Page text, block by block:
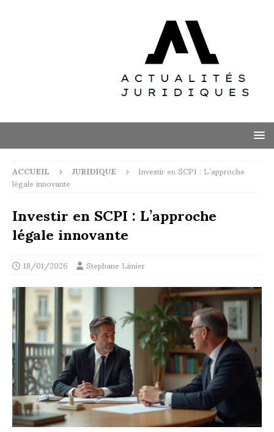
ACCUEIL JURIDIQUE Investir en SCPI : L’approche
légale innovante
Investir en SCPI : L’approche
légale innovante
18/01/2026 Stephane Limier